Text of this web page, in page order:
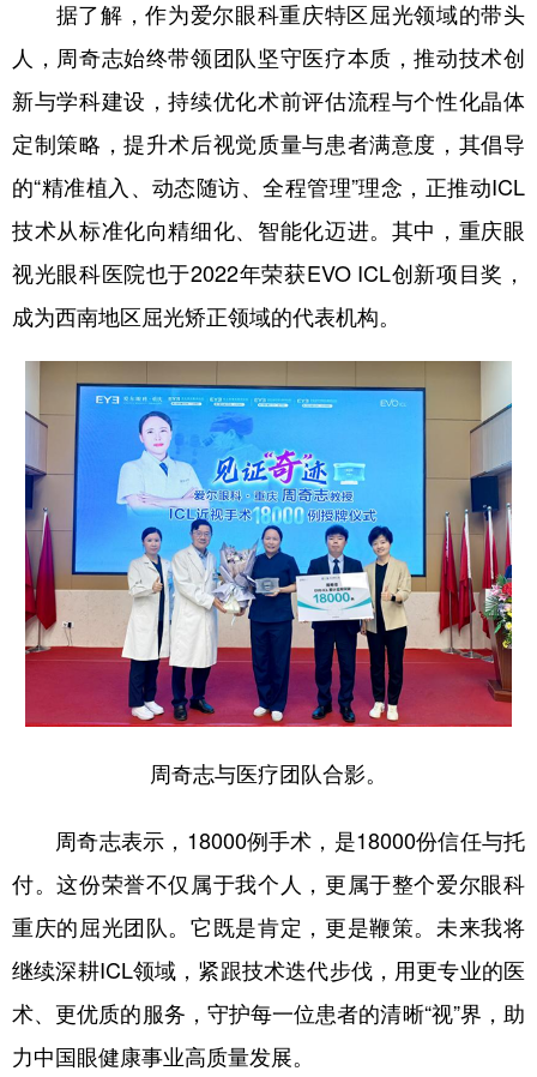
据了解，作为爱尔眼科重庆特区屈光领域的带头
人，周奇志始终带领团队坚守医疗本质，推动技术创
新与学科建设，持续优化术前评估流程与个性化晶体
定制策略，提升术后视觉质量与患者满意度，其倡导
的“精准植入、动态随访、全程管理”理念，正推动ICL
技术从标准化向精细化、智能化迈进。其中，重庆眼
视光眼科医院也于2022年荣获EVO ICL创新项目奖，
成为西南地区屈光矫正领域的代表机构。
周奇志与医疗团队合影。
周奇志表示，18000例手术，是18000份信任与托
付。这份荣誉不仅属于我个人，更属于整个爱尔眼科
重庆的屈光团队。它既是肯定，更是鞭策。未来我将
继续深耕ICL领域，紧跟技术迭代步伐，用更专业的医
术、更优质的服务，守护每一位患者的清晰“视”界，助
力中国眼健康事业高质量发展。